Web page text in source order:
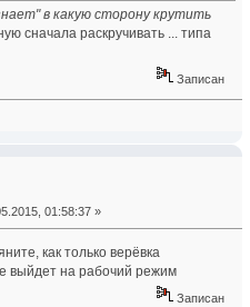
в какую сторону крутить
сначала раскручивать ... типа
Записан
01:58:37 »
как только верёвка
выйдет на рабочий режим
Записан